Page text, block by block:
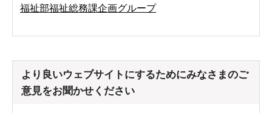
福祉部福祉総務課企画グループ
より良いウェブサイトにするためにみなさまのご
意見をお聞かせください